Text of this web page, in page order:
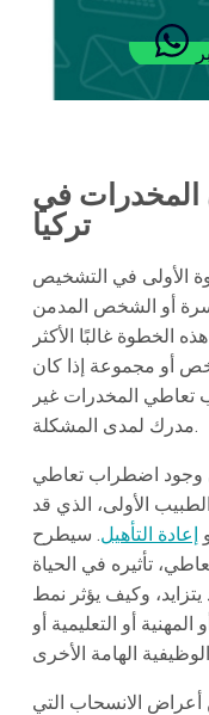
في
تركيا
الأولى في التشخيص
أو الشخص المدمن
الخطوة غالبًا الأكثر
أو مجموعة إذا كان
المخدرات غير
مدرك لمدى المشكلة.
اضطراب تعاطي
الأولى، الذي قد
إعادة التأهيل. سيطرح
تأثيره في الحياة
يتزايد، وكيف يؤثر نمط
أو التعليمية أو
أعراض الانسحاب التي